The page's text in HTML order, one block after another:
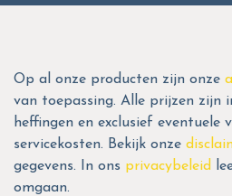
Op al onze producten zijn onze
van toepassing. Alle prijzen zijn
heffingen en exclusief eventuele
servicekosten. Bekijk onze
gegevens. In ons privacybeleid
omgaan.